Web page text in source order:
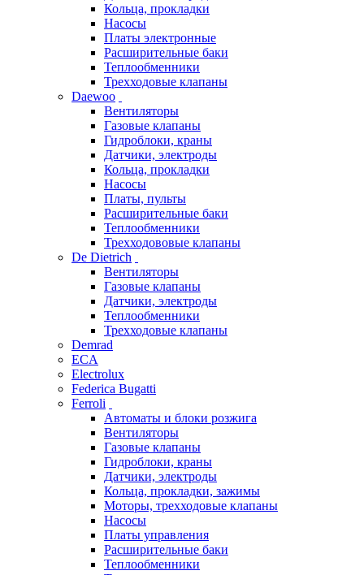
Кольца, прокладки
Насосы
Платы электронные
Расширительные баки
Теплообменники
Трехходовые клапаны
Daewoo
Вентиляторы
Газовые клапаны
Гидроблоки, краны
Датчики, электроды
Кольца, прокладки
Насосы
Платы, пульты
Расширительные баки
Теплообменники
Трехходововые клапаны
De Dietrich
Вентиляторы
Газовые клапаны
Датчики, электроды
Теплообменники
Трехходовые клапаны
Demrad
ECA
Electrolux
Federica Bugatti
Ferroli
Автоматы и блоки розжига
Вентиляторы
Газовые клапаны
Гидроблоки, краны
Датчики, электроды
Кольца, прокладки, зажимы
Моторы, трехходовые клапаны
Насосы
Платы управления
Расширительные баки
Теплообменники